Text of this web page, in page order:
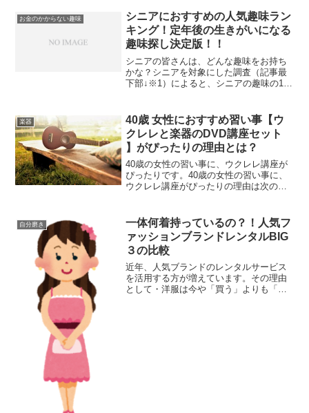
お金のかからない趣味
シニアにおすすめの人気趣味ラン
キング！定年後の生きがいになる
趣味探し決定版！！
シニアの皆さんは、どんな趣味をお持ち
かな？シニアを対象にした調査（記事最
下部↓※1）によると、シニアの趣味の1位
57.4%という数値が出ています。最近で
はパソコンが各家...
楽器
40歳 女性におすすめ習い事【ウ
クレレと楽器のDVD講座セット
】がぴったりの理由とは？
40歳の女性の習い事に、ウクレレ講座が
ぴったりです。40歳の女性の習い事に、
ウクレレ講座がぴったりの理由は次の通
ド進行も比較的シンプルなため、初心者
でも簡単に始めるこ...
自分磨き
一体何着持っているの？！人気フ
ァッションブランドレンタルBIG
３の比較
近年、人気ブランドのレンタルサービス
を活用する方が増えています。その理由
として・洋服は今や「買う」よりも「レ